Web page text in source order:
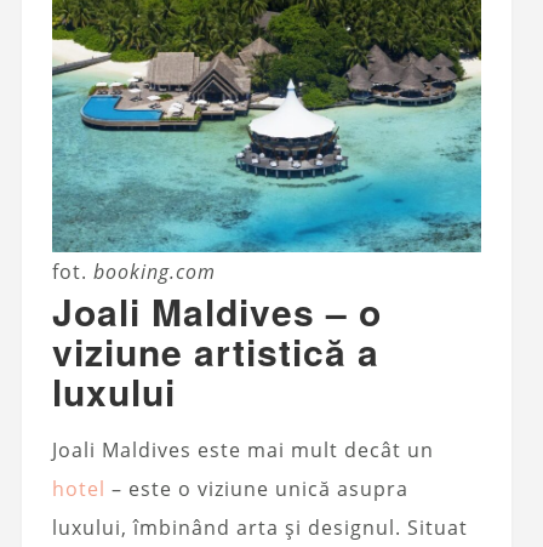
fot. booking.com
Joali Maldives – o
viziune artistică a
luxului
Joali Maldives este mai mult decât un
hotel – este o viziune unică asupra
luxului, îmbinând arta și designul. Situat